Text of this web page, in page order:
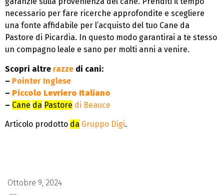
necessario per fare ricerche approfondite e scegliere
una fonte affidabile per l’acquisto del tuo Cane da
Pastore di Picardia. In questo modo garantirai a te stesso
un compagno leale e sano per molti anni a venire.
Scopri altre razze di cani:
– Pointer Inglese
– Piccolo Levriero Italiano
– Cane da Pastore di Beauce
Articolo prodotto da Gruppo Digi.
Ottobre 9, 2024